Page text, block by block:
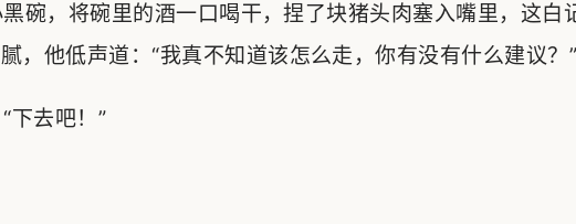
碗，将碗里的酒一口喝干，捏了块猪头肉塞入嘴里，这白
，他低声道：“我真不知道该怎么走，你有没有什么建议？”
去吧！”